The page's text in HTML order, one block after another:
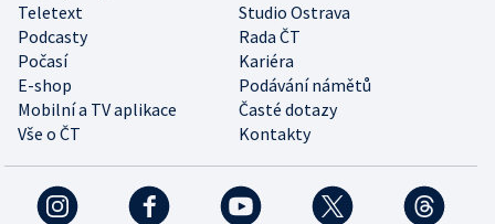
Teletext
Studio Ostrava
Podcasty
Rada ČT
Počasí
Kariéra
E-shop
Podávání námětů
Mobilní a TV aplikace
Časté dotazy
Vše o ČT
Kontakty